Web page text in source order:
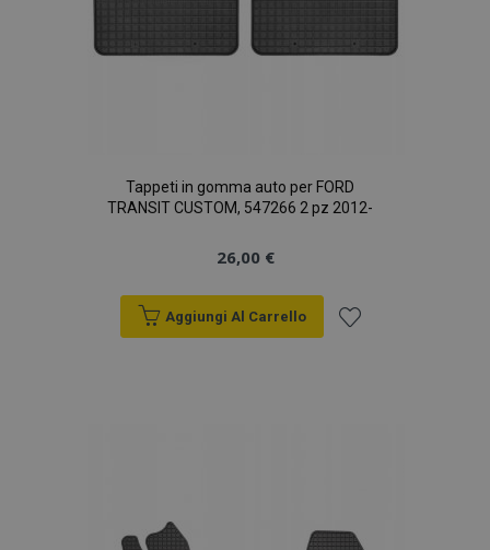
Tappeti in gomma auto per FORD
TRANSIT CUSTOM, 547266 2 pz 2012-
26,00 €
Aggiungi Al Carrello